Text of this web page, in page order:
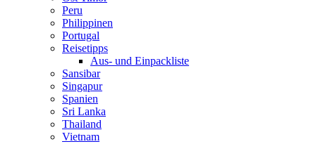
Peru
Philippinen
Portugal
Reisetipps
Aus- und Einpackliste
Sansibar
Singapur
Spanien
Sri Lanka
Thailand
Vietnam